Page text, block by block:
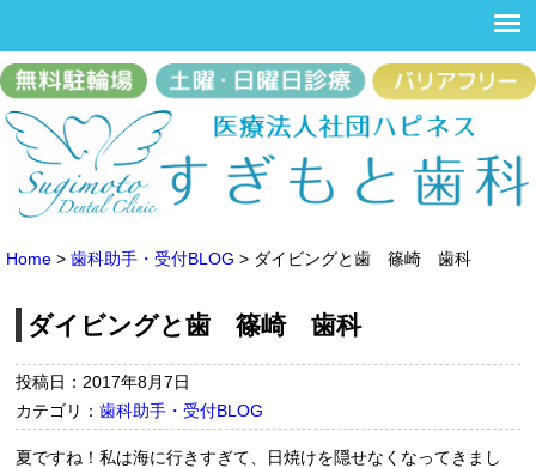
Home > 歯科助手・受付BLOG > ダイビングと歯 篠崎 歯科
ダイビングと歯 篠崎 歯科
投稿日：2017年8月7日
カテゴリ：歯科助手・受付BLOG
夏ですね！私は海に行きすぎて、日焼けを隠せなくなってきまし